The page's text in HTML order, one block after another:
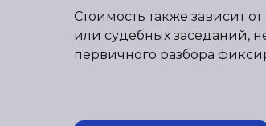
Стоимость также зависит
или судебных заседаний,
первичного разбора